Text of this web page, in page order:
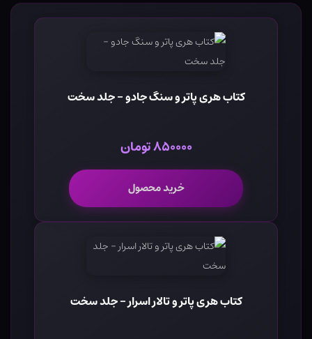
کتاب هری پاتر و سنگ جادو - جلد سخت
۸۵۰۰۰۰ تومان
خرید محصول
کتاب هری پاتر و تالار اسرار - جلد سخت